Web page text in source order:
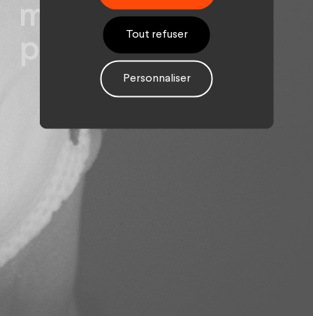
monopolise la
parole ?Tout refuser
Personnaliser